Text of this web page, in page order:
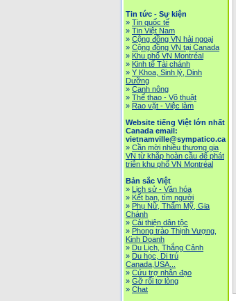
Tin tức - Sự kiện
» Tin quốc tế
» Tin Việt Nam
» Cộng đồng VN hải ngoại
» Cộng đồng VN tại Canada
» Khu phố VN Montréal
» Kinh tế Tài chánh
» Y Khoa, Sinh lý, Dinh
Dưỡng
» Canh nông
» Thể thao - Võ thuật
» Rao vặt - Việc làm
Website tiếng Việt lớn nhất
Canada email:
vietnamville@sympatico.ca
» Cần mời nhiều thương gia
VN từ khắp hoàn cầu để phát
triễn khu phố VN Montréal
Bản sắc Việt
» Lịch sử - Văn hóa
» Kết bạn, tìm người
» Phụ Nữ, Thẩm Mỹ, Gia
Chánh
» Cải thiện dân tộc
» Phong trào Thịnh Vượng,
Kinh Doanh
» Du Lịch, Thắng Cảnh
» Du học, Di trú
Canada,USA...
» Cứu trợ nhân đạo
» Gỡ rối tơ lòng
» Chat